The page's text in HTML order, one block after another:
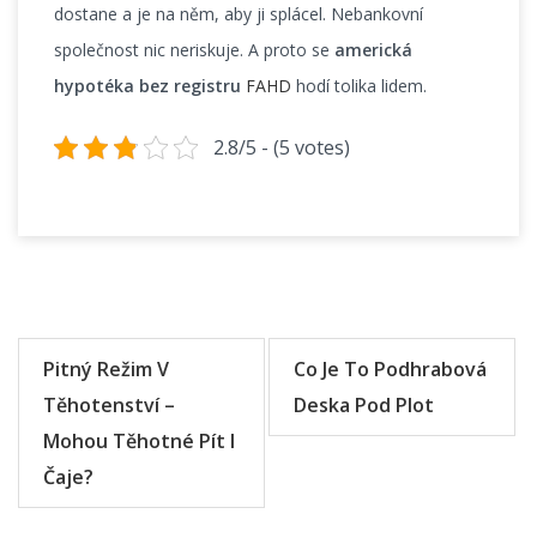
dostane a je na něm, aby ji splácel. Nebankovní
společnost nic neriskuje. A proto se americká
hypotéka bez registru FAHD hodí tolika lidem.
2.8/5 - (5 votes)
pro
příspěvek
Pitný Režim V
Těhotenství –
Mohou Těhotné Pít I
Čaje?
Co Je To Podhrabová
Deska Pod Plot